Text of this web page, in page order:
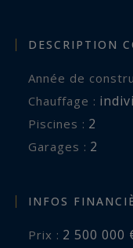
DESCRIPTION
Année de
Chauffage :
piscines : 2
garages : 2
INFOS
Prix : 2 500 000